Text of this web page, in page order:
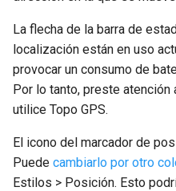
La flecha de la barra de
localización están en uso
provocar un consumo de
Por lo tanto, preste atención
utilice Topo GPS.
El icono del marcador de
Puede cambiarlo por otro
Estilos > Posición. Esto